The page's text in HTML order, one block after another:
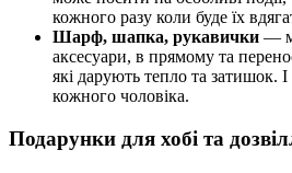
кожного разу коли буде їх
Шарф, шапка, рукавички —
аксесуари, в прямому та
які дарують тепло та затишок. І
кожного чоловіка.
Подарунки для хобі та